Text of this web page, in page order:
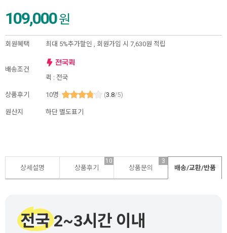
109,000원
회원혜택 최대 5%추가할인 , 회원가입 시 7,630원 적립
배송조건
퀵 : 전국
상품후기 10명 (3.8/5)
원산지 하단 별도표기
상세설명 상품후기
10
상품문의
3
배송/교환/반품
전국 2~3시간 이내